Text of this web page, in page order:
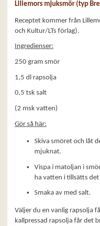
Lillemors mjuksmör (typ
Receptet kommer från
och Kultur/LTs förlag).
Ingredienser:
250 gram smör
1,5 dl rapsolja
0,5 tsk salt
(2 msk vatten)
Gör så här:
Skiva smöret och låt
mjuknat.
Vispa i matoljan i
ha vatten i tillsätts
Smaka av med salt.
Väljer du en vanlig rapsolja
kallpressad rapsolja får det